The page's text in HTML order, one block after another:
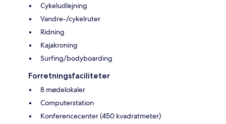
Cykeludlejning
Vandre-/cykelruter
Ridning
Kajakroning
Surfing/bodyboarding
Forretningsfaciliteter
8 mødelokaler
Computerstation
Konferencecenter (450 kvadratmeter)